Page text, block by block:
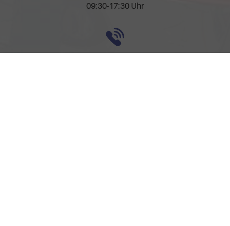
09:30-17:30 Uhr